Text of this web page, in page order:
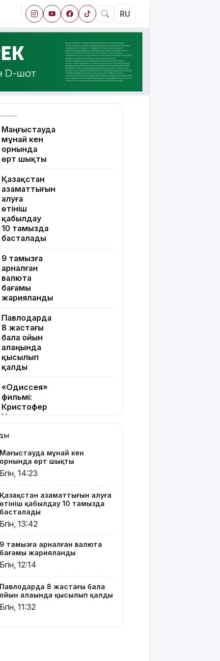
RU
Маңғыстауда
мұнай кен
орнында
өрт шықты
Қазақстан
азаматтығын
алуға
өтініш
қабылдау
10 тамызда
басталады
9 тамызға
арналған
валюта
бағамы
жарияланды
Павлодарда
8 жастағы
бала ойын
алаңында
қысылып
қалды
«Одиссея»
фильмі:
Кристофер
Ноланның
жылғы
сюжеті
мен
актерлері
Тоқаев
Сингапур
Президентіне
құттықтау
жолдады
Түркия
Украина
арасында
жаңа
келісім
Маңғыстауда мұнай кен
орнында өрт шықты
Бүгін, 14:23
Қазақстан азаматтығын алуға
өтініш қабылдау 10 тамызда
басталады
Бүгін, 13:42
9 тамызға арналған валюта
бағамы жарияланды
Бүгін, 12:14
Павлодарда 8 жастағы бала
ойын алаңында қысылып қалды
Бүгін, 11:32